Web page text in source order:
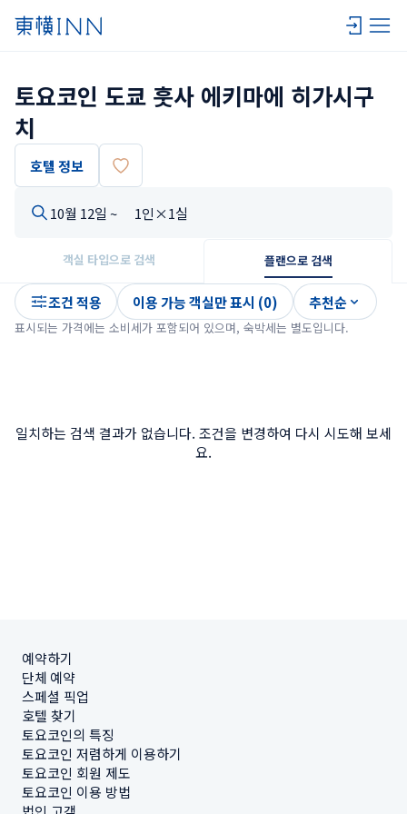
토요코인 도쿄 훗사 에키마에 히가시구
치
호텔 정보
10월 12일 ~ 1인×1실
객실 타입으로 검색 플랜으로 검색
조건 적용 이용 가능 객실만 표시 (0) 추천순
표시되는 가격에는 소비세가 포함되어 있으며, 숙박세는 별도입니다.
일치하는 검색 결과가 없습니다. 조건을 변경하여 다시 시도해 보세
요.
예약하기
단체 예약
스페셜 픽업
호텔 찾기
토요코인의 특징
토요코인 저렴하게 이용하기
토요코인 회원 제도
토요코인 이용 방법